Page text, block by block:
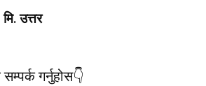
उत्तर
गर्नुहोस👇️